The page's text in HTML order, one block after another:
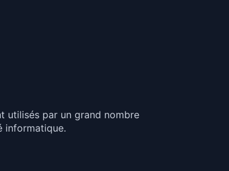
utilisés par un grand nombre
informatique.